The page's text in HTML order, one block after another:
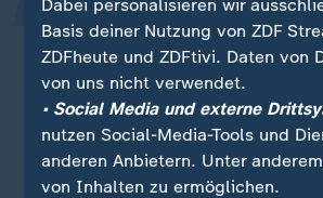
Die Regierung verliert
Prozent der
gehen in den nächsten
in Rente. Die Zahl der
Pflegebedürftigen
ist Demografie.
Dabei personalisieren wir
Basis deiner Nutzung von ZDF
ZDFheute und ZDFtivi. Daten von
von uns nicht verwendet.
• Social Media und externe
nutzen Social-Media-Tools und
anderen Anbietern. Unter
von Inhalten zu ermöglichen.